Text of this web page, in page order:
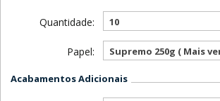
Quantidade: 10
Papel:
Acabamentos Adicionais